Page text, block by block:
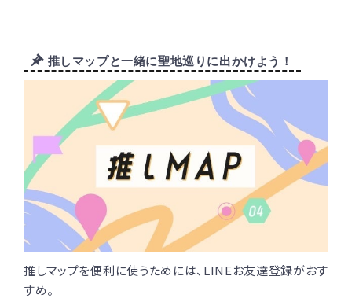
推しマップと一緒に聖地巡りに出かけよう！
推しマップを便利に使うためには、LINEお友達登録がおす
すめ。